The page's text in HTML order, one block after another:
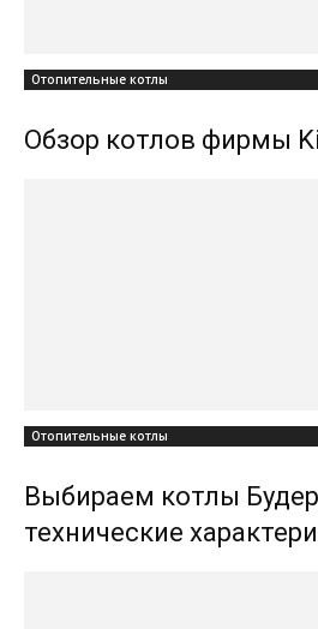
Отопительные котлы
Обзор котлов фирмы
Отопительные котлы
Выбираем котлы
технические